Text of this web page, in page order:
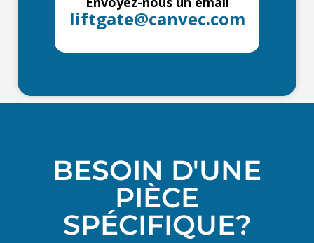
liftgate@canvec.com
BESOIN D'UNE
PIÈCE
SPÉCIFIQUE?